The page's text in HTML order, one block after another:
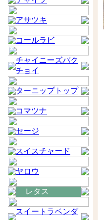
アサツキ
コールラビ
チャイニーズパク
チョイ
ターニップトップ
コマツナ
セージ
スイスチャード
ヤロウ
レタス
スイートラベンダ